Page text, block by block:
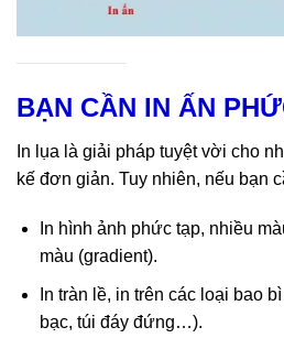
BẠN CẦN IN ẤN
In lụa là giải pháp tuyệt vời cho
kế đơn giản. Tuy nhiên, nếu bạn
In hình ảnh phức tạp, nhiều
màu (gradient).
In tràn lề, in trên các loại bao
bạc, túi đáy đứng…).